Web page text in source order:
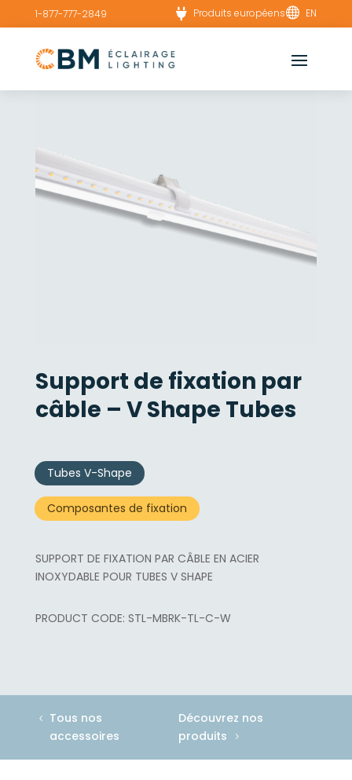
1-877-777-2849  Produits européens EN
Support de fixation par
câble – V Shape Tubes
Tubes V-Shape
Composantes de fixation
SUPPORT DE FIXATION PAR CÂBLE EN ACIER
INOXYDABLE POUR TUBES V SHAPE
STL-MBRK-TL-C-W
Tous nos
accessoires
Découvrez nos
produits